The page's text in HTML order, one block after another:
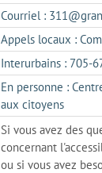
Courriel :
Appels locaux :
Interurbains : 705-
En personne :
aux citoyenss'ouvre
dans
l'onglet
actuel
Si vous avez des
concernant
ou si vous avez